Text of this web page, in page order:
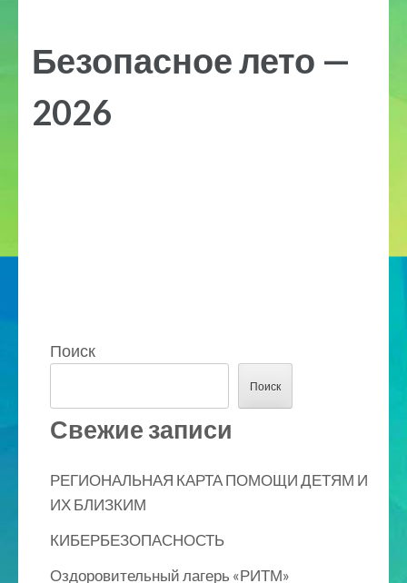
Безопасное лето —
2026
Поиск
Поиск
Свежие записи
РЕГИОНАЛЬНАЯ КАРТА ПОМОЩИ ДЕТЯМ И
ИХ БЛИЗКИМ
КИБЕРБЕЗОПАСНОСТЬ
Оздоровительный лагерь «РИТМ»